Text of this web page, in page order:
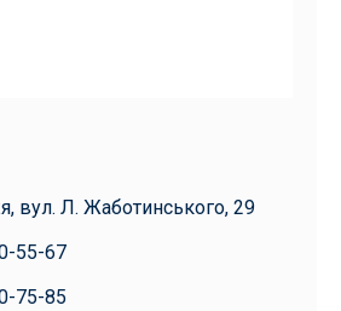
вул. Л. Жаботинського, 29
55-67
75-85